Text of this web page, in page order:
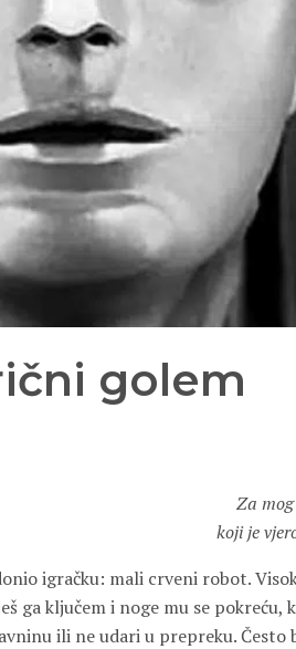
golem
Za
koji je
igračku: mali crveni robot.
ga ključem i noge mu se pokreću,
ili ne udari u prepreku. Često